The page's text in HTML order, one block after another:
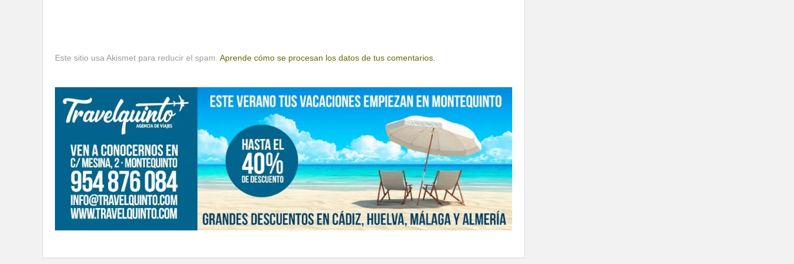
Este sitio usa Akismet para reducir el spam. Aprende cómo se procesan los datos de tus comentarios.